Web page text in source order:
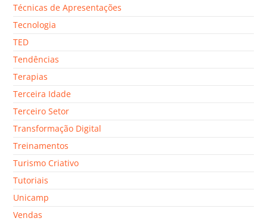
Técnicas de Apresentações
Tecnologia
TED
Tendências
Terapias
Terceira Idade
Terceiro Setor
Transformação Digital
Treinamentos
Turismo Criativo
Tutoriais
Unicamp
Vendas